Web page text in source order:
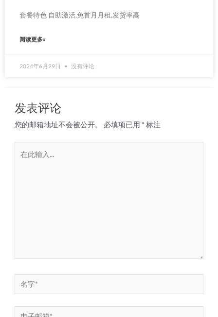
套餐特色 自助激活,免首月月租,发货率高
阅读更多»
2024年6月29日 没有评论
发表评论
您的邮箱地址不会被公开。 必填项已用 * 标注
字
*
电